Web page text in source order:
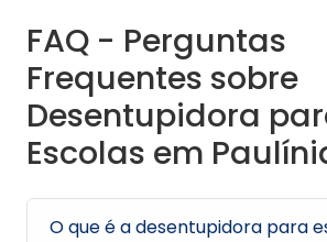
FAQ - Perguntas
Frequentes sobre
Desentupidora
Escolas em
O que é a desentupidora para